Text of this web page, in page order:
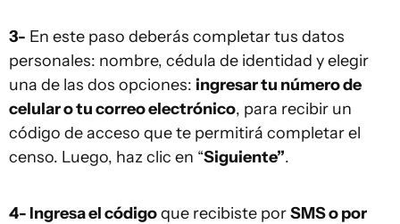
3- En este paso deberás completar tus datos
personales: nombre, cédula de identidad y elegir
una de las dos opciones: ingresar tu número de
celular o tu correo electrónico, para recibir un
código de acceso que te permitirá completar el
censo. Luego, haz clic en “Siguiente”.
4- Ingresa el códigoque recibiste porSMS o por